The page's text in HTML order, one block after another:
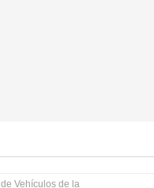
Vehículos de la